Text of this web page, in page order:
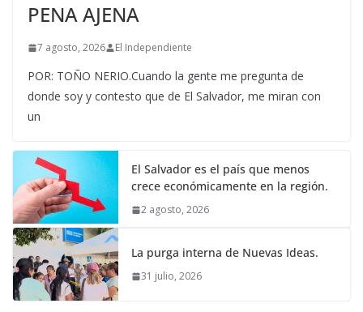
PENA AJENA
7 agosto, 2026 El Independiente
POR: TOÑO NERIO.Cuando la gente me pregunta de
donde soy y contesto que de El Salvador, me miran con
un
El Salvador es el país que menos
crece económicamente en la región.
2 agosto, 2026
La purga interna de Nuevas Ideas.
31 julio, 2026